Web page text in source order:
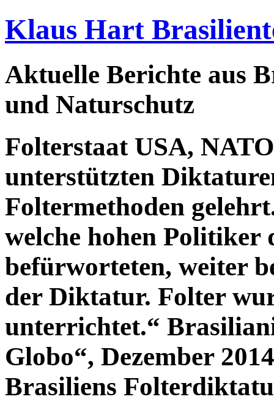
Klaus Hart
Aktuelle Berichte aus
und Naturschutz
Folterstaat USA,
unterstützten
Foltermethoden
welche hohen Politiker
befürworteten, weiter
der Diktatur. Folter
unterrichtet.“
Globo“, Dezember
Brasiliens